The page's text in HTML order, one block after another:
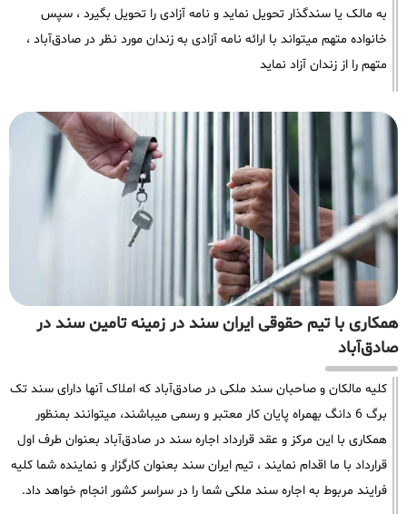
به مالک یا سندگذار تحویل نماید و نامه آزادی را تحویل بگیرد ، سپس
خانواده متهم میتواند با ارائه نامه آزادی به زندان مورد نظر در صادق‌آباد ،
متهم را از زندان آزاد نماید
همکاری با تیم حقوقی ایران سند در زمینه تامین سند در
صادق‌آباد
کلیه مالکان و صاحبان سند ملکی در صادق‌آباد که املاک آنها دارای سند تک
برگ 6 دانگ بهمراه پایان کار معتبر و رسمی میباشند، میتوانند بمنظور
همکاری با این مرکز و عقد قرارداد اجاره سند در صادق‌آباد بعنوان طرف اول
قرارداد با ما اقدام نمایند ، تیم ایران سند بعنوان کارگزار و نماینده شما کلیه
فرایند مربوط به اجاره سند ملکی شما را در سراسر کشور انجام خواهد داد.